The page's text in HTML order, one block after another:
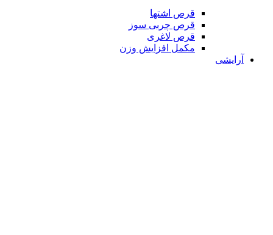
قرص اشتها
قرص چربی سوز
قرص لاغری
مکمل افزایش وزن
آرایشی